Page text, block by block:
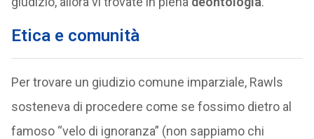
Etica e comunità
Per trovare un giudizio comune imparziale, Rawls
sosteneva di procedere come se fossimo dietro al
famoso “velo di ignoranza” (non sappiamo chi